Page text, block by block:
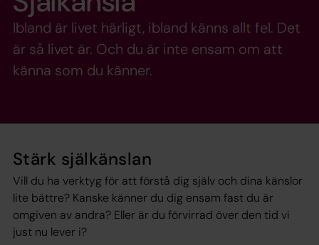
Ibland är livet härligt, ibland känns allt fel. Det
är så livet är. Och du är inte ensam om att
känna som du känner.
Stärk själkänslan
Vill du ha verktyg för att förstå dig själv och dina känslor
lite bättre? Kanske känner du dig ensam fast du är
omgiven av andra? Eller är du förvirrad över den tid vi
just nu lever i?